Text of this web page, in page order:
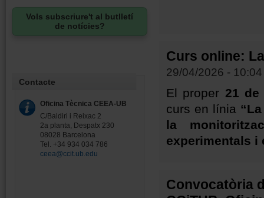
Vols subscriure't al butlletí
de notícies?
Contacte
Oficina Tècnica CEEA-UB
C/Baldiri i Reixac 2
2a planta, Despatx 230
08028 Barcelona
Tel. +34 934 034 786
ceea@ccit.ub.edu
Curs online:
29/04/2026 - 10:04
El proper 21 de
curs en línia
la
experimentals i
Convocatòria